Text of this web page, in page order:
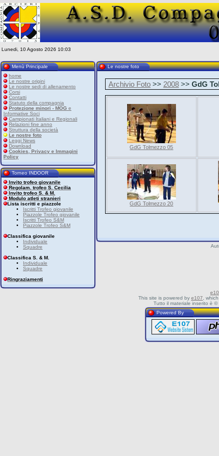
Lunedi, 10 Agosto 2026 10:03
Menù Principale
home
Le nostre origini
Le nostre sedi di allenamento
Corsi
Contatti
Statuto della compagnia
Protezione minori - MOG e
Informative Soci
Campionati Italiani e Regionali
Relazioni fine anno
Struttura della società
Le nostre foto
Leggi News
Download
Cookies, Privacy e Immagini
Policy
Torneo INDOOR
Invito trofeo giovanile
Regolam. trofeo S. Cecilia
Invito trofeo S. & M.
Modulo atleti stranieri
Lista iscritti e piazzole
Iscritti Trofeo giovanile
Piazzole Trofeo giovanile
Iscritti Trofeo S&M
Piazzole Trofeo S&M
Classifica giovanile
Individuale
Squadre
Classifica S. & M.
Individuale
Squadre
Ringraziamenti
Le nostre foto
Archivio Foto >> 2008 >> GdG
GdG Tolmezzo 05
GdG Tolmezzo 20
This site is powered by e107 ,
Tutto il materiale inserito è
Powered By